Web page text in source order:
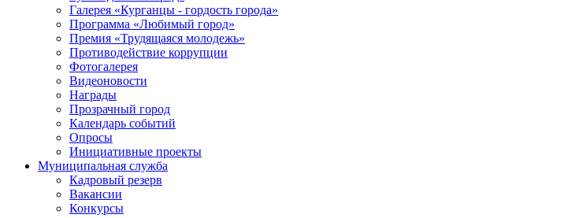
Галерея «Курганцы - гордость города»
Программа «Любимый город»
Премия «Трудящаяся молодежь»
Противодействие коррупции
Фотогалерея
Видеоновости
Награды
Прозрачный город
Календарь событий
Опросы
Инициативные проекты
Муниципальная служба
Кадровый резерв
Вакансии
Конкурсы